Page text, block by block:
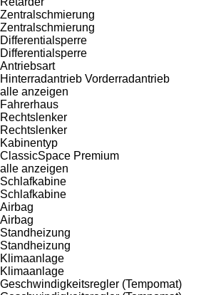
Zentralschmierung
Zentralschmierung
Differentialsperre
Differentialsperre
Antriebsart
Hinterradantrieb Vorderradantrieb
alle anzeigen
Fahrerhaus
Rechtslenker
Rechtslenker
Kabinentyp
ClassicSpace Premium
alle anzeigen
Schlafkabine
Schlafkabine
Airbag
Airbag
Standheizung
Standheizung
Klimaanlage
Klimaanlage
Geschwindigkeitsregler (Tempomat)